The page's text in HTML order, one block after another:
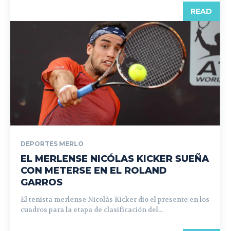
READ
DEPORTES MERLO
EL MERLENSE NICÓLAS KICKER SUEÑA
CON METERSE EN EL ROLAND
GARROS
El tenista merlense Nicolás Kicker dio el presente en los
cuadros para la etapa de clasificación del...